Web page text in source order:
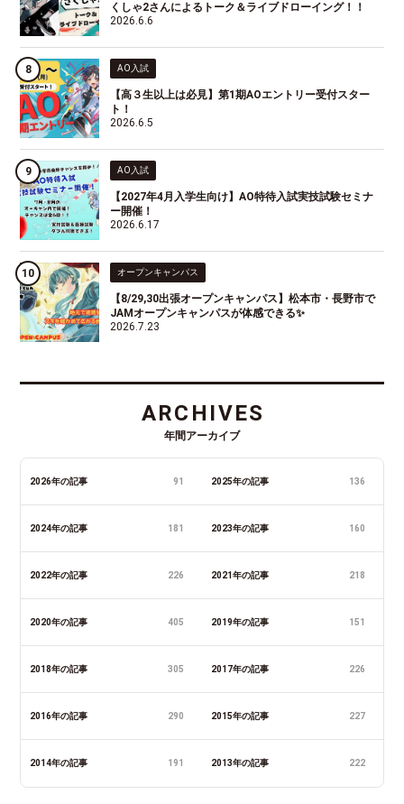
くしゃ2さんによるトーク＆ライブドローイング！！
2026.6.6
AO入試
【高３生以上は必見】第1期AOエントリー受付スター
ト！
2026.6.5
AO入試
【2027年4月入学生向け】AO特待入試実技試験セミナ
ー開催！
2026.6.17
オープンキャンパス
【8/29,30出張オープンキャンパス】松本市・長野市で
JAMオープンキャンパスが体感できる✨
2026.7.23
ARCHIVES
年間アーカイブ
2026年の記事 91 2025年の記事 136
2024年の記事 181 2023年の記事 160
2022年の記事 226 2021年の記事 218
2020年の記事 405 2019年の記事 151
2018年の記事 305 2017年の記事 226
2016年の記事 290 2015年の記事 227
2014年の記事 191 2013年の記事 222